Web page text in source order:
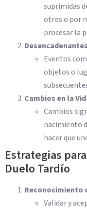
suprimidas
otros o por
procesar la
Eventos
objetos o
Cambios en la
Cambios
nacimiento
hacer que
Estrategias
Duelo Tardío
Reconocimiento
Validar y